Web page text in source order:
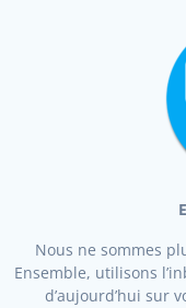
Nous ne sommes
Ensemble, utilisons
d’aujourd’hui sur